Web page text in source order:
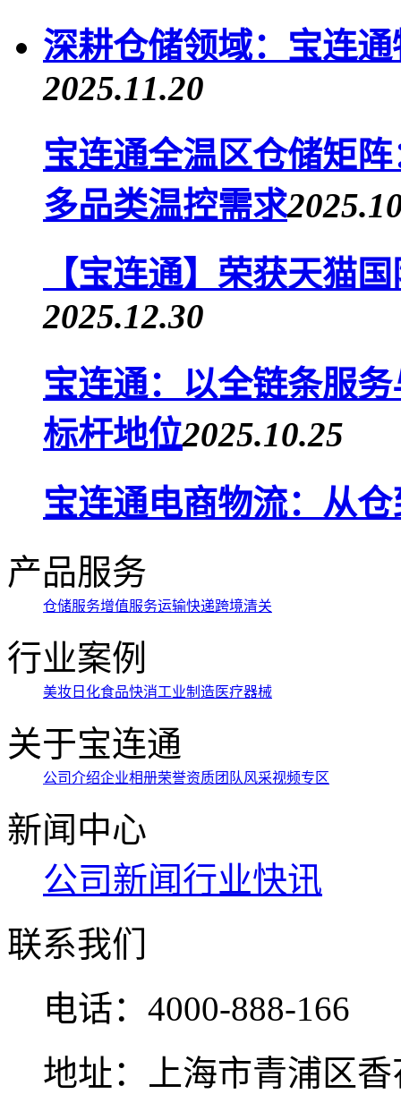
深耕仓储领域：宝连
2025.11.20
宝连通全温区仓储矩
多品类温控需求
【宝连通】荣获天猫
2025.12.30
宝连通：以全链条服
标杆地位2025.10.25
宝连通电商物流：从
产品服务
仓储服务增值服务运输快递跨境清关
行业案例
美妆日化食品快消工业制造医疗器械
关于宝连通
公司介绍企业相册荣誉资质团队风采视频专区
新闻中心
公司新闻行业快讯
联系我们
电话： 4000-888-166
地址：
上海市青浦区